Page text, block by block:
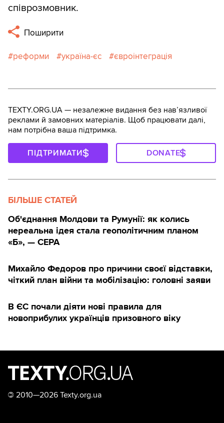
співрозмовник.
Поширити
реформи україна-єс євроінтеграція
TEXTY.ORG.UA — незалежне видання без навʼязливої
реклами й замовних матеріалів. Щоб працювати далі,
нам потрібна ваша підтримка.
ПІДТРИМАТИ DONATE
БІЛЬШЕ СТАТЕЙ
Об'єднання Молдови та Румунії: як колись
нереальна ідея стала геополітичним планом
«Б», — CEPA
Михайло Федоров про причини своєї відставки,
чіткий план війни та мобілізацію: головні заяви
В ЄС почали діяти нові правила для
новоприбулих українців призовного віку
© 2010—2026 Texty.org.ua